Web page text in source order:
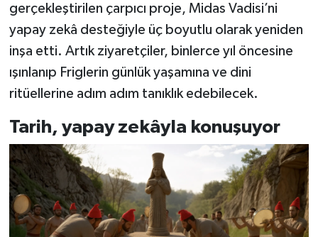
gerçekleştirilen çarpıcı proje, Midas Vadisi’ni
yapay zekâ desteğiyle üç boyutlu olarak yeniden
inşa etti. Artık ziyaretçiler, binlerce yıl öncesine
ışınlanıp Friglerin günlük yaşamına ve dini
ritüellerine adım adım tanıklık edebilecek.
Tarih, yapay zekâyla konuşuyor